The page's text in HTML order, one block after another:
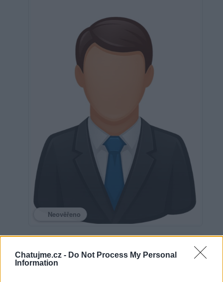
Chatujme.cz - Do Not Process My Personal
Information
Neověřeno
0 uživatelům se líbí